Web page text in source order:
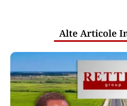
nu al țărilor
Puterea Financiara
Canicula pune
Europei și
de consum
Oficiuldestiri.ro